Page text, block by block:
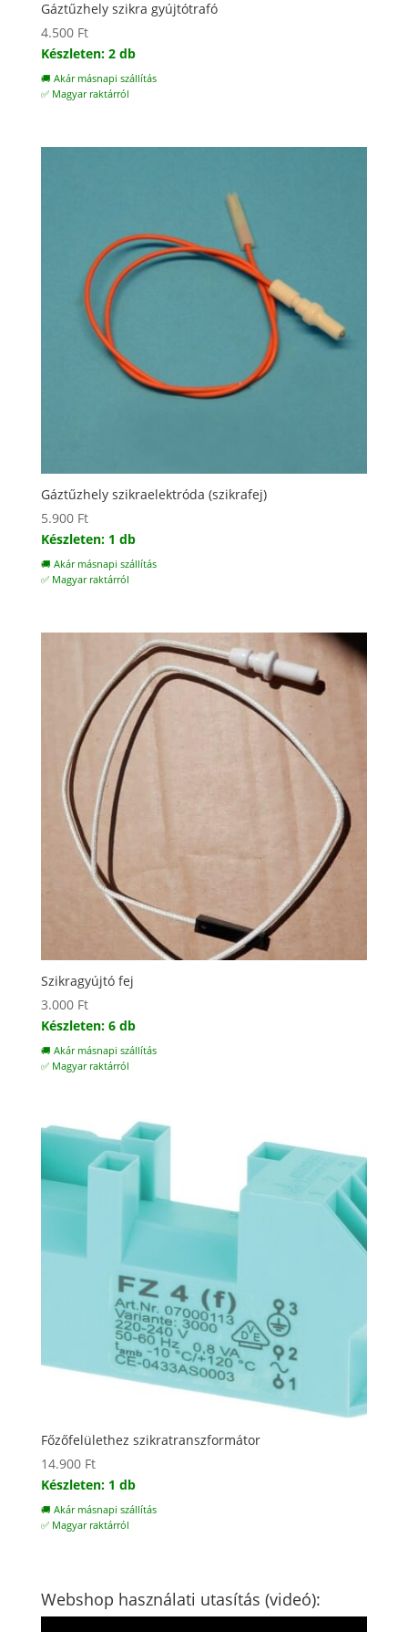
Gáztűzhely szikra gyújtótrafó
4.500 Ft
Készleten: 2 db
🚚 Akár másnapi szállítás
✅ Magyar raktárról
Gáztűzhely szikraelektróda (szikrafej)
5.900 Ft
Készleten: 1 db
🚚 Akár másnapi szállítás
✅ Magyar raktárról
Szikragyújtó fej
3.000 Ft
Készleten: 6 db
🚚 Akár másnapi szállítás
✅ Magyar raktárról
Főzőfelülethez szikratranszformátor
14.900 Ft
Készleten: 1 db
🚚 Akár másnapi szállítás
✅ Magyar raktárról
Webshop használati utasítás (videó):